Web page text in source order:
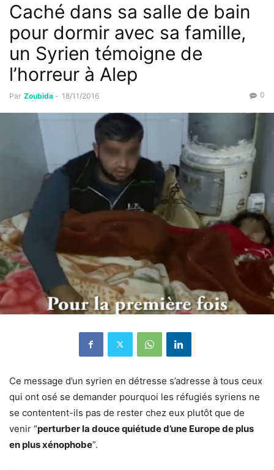
Caché dans sa salle de bain
pour dormir avec sa famille,
un Syrien témoigne de
l’horreur à Alep
Par Zoubida - 18/11/2016 0
Ce message d’un syrien en détresse s’adresse à tous ceux
qui ont osé se demander pourquoi les réfugiés syriens ne
se contentent-ils pas de rester chez eux plutôt que de
venir “perturber la douce quiétude d’une Europe de plus
en plus xénophobe”.